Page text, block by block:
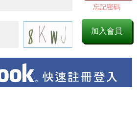
忘記密碼
加入會員